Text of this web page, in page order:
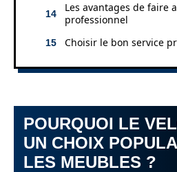
Les avantages de faire
professionnel
Choisir le bon service
POURQUOI LE
UN CHOIX
LES MEUBLES ?